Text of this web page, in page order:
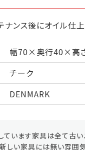
ンス後にオイル仕上
幅70×奥行40×高さ
チーク
DENMARK
ています家具は全て古
しい家具には無い雰囲